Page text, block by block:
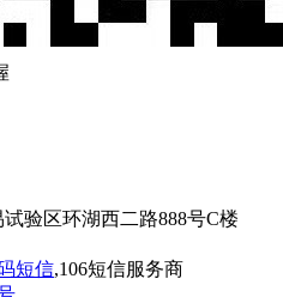
验区环湖西二路888号C楼
短信,106短信服务商